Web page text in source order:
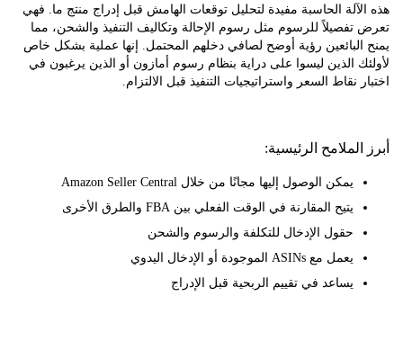
الحاسبة مفيدة لتحليل توقعات الهامش قبل إدراج منتج ما. فهي
للرسوم مثل رسوم الإحالة وتكاليف التنفيذ والشحن، مما
رؤية أوضح لصافي دخلهم المحتمل. إنها عملية بشكل خاص
الذين ليسوا على دراية بنظام رسوم أمازون أو الذين يرغبون في
نقاط السعر واستراتيجيات التنفيذ قبل الالتزام.
الرئيسية:
يمكن الوصول إليها مجانًا من خلال Amazon Seller Central
يتيح المقارنة في الوقت الفعلي بين FBA والطرق الأخرى
حقول الإدخال للتكلفة والرسوم والشحن
يعمل مع ASINs الموجودة أو الإدخال اليدوي
يساعد في تقييم الربحية قبل الإدراج